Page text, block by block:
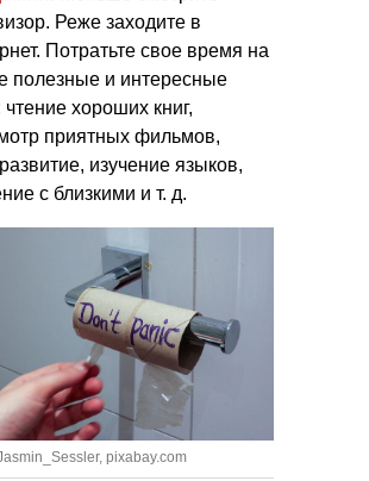
Реже заходите в
Потратьте свое время на
полезные и интересные
чтение хороших книг,
приятных фильмов,
изучение языков,
с близкими и т. д.
pixabay.com